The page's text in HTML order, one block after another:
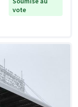
vote